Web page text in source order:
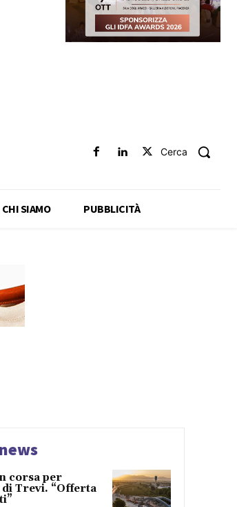
Cerca
CHI SIAMO PUBBLICITÀ
corsa per
di Trevi. “Offerta